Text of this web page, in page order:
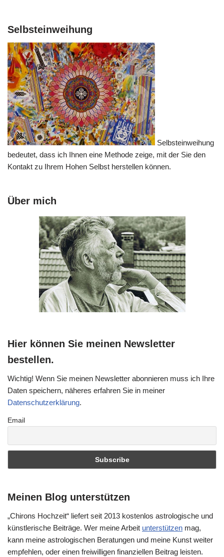
Selbsteinweihung
Selbsteinweihung
bedeutet, dass ich Ihnen eine Methode zeige, mit der Sie den
Kontakt zu Ihrem Hohen Selbst herstellen können.
Über mich
Hier können Sie meinen Newsletter
bestellen.
Wichtig! Wenn Sie meinen Newsletter abonnieren muss ich Ihre
Daten speichern, näheres erfahren Sie in meiner
Datenschutzerklärung.
Email
Meinen Blog unterstützen
„Chirons Hochzeit“ liefert seit 2013 kostenlos astrologische und
künstlerische Beiträge. Wer meine Arbeit unterstützen mag,
kann meine astrologischen Beratungen und meine Kunst weiter
empfehlen, oder einen freiwilligen finanziellen Beitrag leisten.